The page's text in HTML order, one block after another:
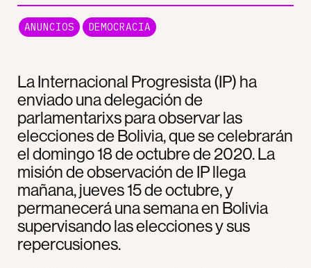
La Internacional Progresista (IP) ha
enviado una delegación de
parlamentarixs para observar las
elecciones de Bolivia, que se celebrarán
el domingo 18 de octubre de 2020. La
misión de observación de IP llega
mañana, jueves 15 de octubre, y
permanecerá una semana en Bolivia
supervisando las elecciones y sus
repercusiones.
ANUNCIOS DEMOCRACIA